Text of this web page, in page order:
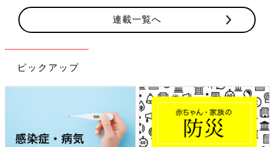
連載一覧へ
ピックアップ